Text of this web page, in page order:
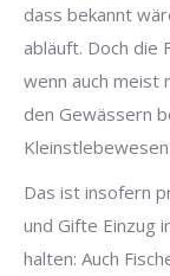
dass bekannt
abläuft. Doch die
wenn auch meist
den Gewässern
Das ist insofern
und Gifte Einzug
halten: Auch